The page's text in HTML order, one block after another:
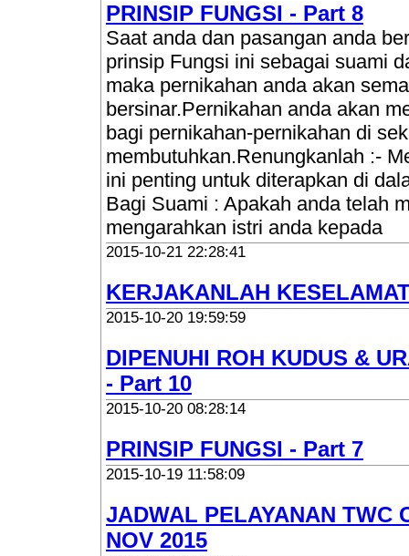
PRINSIP FUNGSI - Part 8
Saat anda dan pasangan anda
prinsip Fungsi ini sebagai suami
maka pernikahan anda akan
bersinar.Pernikahan anda akan
bagi pernikahan-pernikahan di
membutuhkan.Renungkanlah :-
ini penting untuk diterapkan di
Bagi Suami : Apakah anda telah
mengarahkan istri anda kepada
2015-10-21 22:28:41
KERJAKANLAH
2015-10-20 19:59:59
DIPENUHI ROH KUDUS &
- Part 10
2015-10-20 08:28:14
PRINSIP FUNGSI - Part 7
2015-10-19 11:58:09
JADWAL PELAYANAN TWC
NOV 2015